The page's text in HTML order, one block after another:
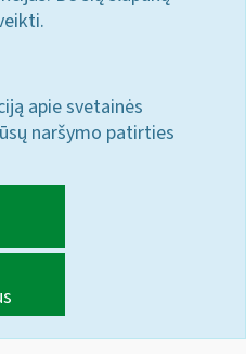
apie svetainės
naršymo patirties